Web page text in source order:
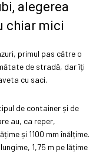
alegerea
chiar mici
primul pas către o
de stradă, dar îți
cu saci.
de container și de
au, ca reper,
și 1100 mm înălțime.
1,75 m pe lățime